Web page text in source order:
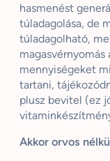
hasmenést
túladagolása, de
túladagolható,
mennyiségeket
tartani,
plusz bevitel (ez
Akkor orvos